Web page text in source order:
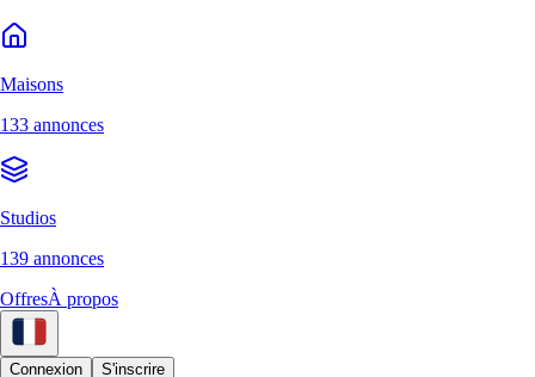
Maisons
133 annonces
Studios
139 annonces
OffresÀ propos
Connexion S'inscrire